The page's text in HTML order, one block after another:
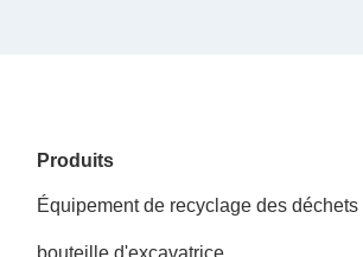
Produits
Équipement de recyclage des déchets
bouteille d'excavatrice